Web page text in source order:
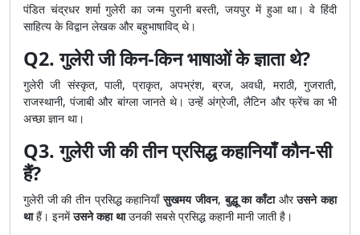
पंडित चंद्रधर शर्मा गुलेरी का जन्म पुरानी बस्ती, जयपुर में हुआ था। वे हिंदी
साहित्य के विद्वान लेखक और बहुभाषाविद् थे।
Q2. गुलेरी जी किन-किन भाषाओं के ज्ञाता थे?
गुलेरी जी संस्कृत, पाली, प्राकृत, अपभ्रंश, ब्रज, अवधी, मराठी, गुजराती,
राजस्थानी, पंजाबी और बांग्ला जानते थे। उन्हें अंग्रेजी, लैटिन और फ्रेंच का भी
अच्छा ज्ञान था।
Q3. गुलेरी जी की तीन प्रसिद्ध कहानियाँ कौन-सी
हैं?
गुलेरी जी की तीन प्रसिद्ध कहानियाँसुखमय जीवन,बुद्धू का काँटाऔरउसने कहा
थाहैं। इनमेंउसने कहा थाउनकी सबसे प्रसिद्ध कहानी मानी जाती है।